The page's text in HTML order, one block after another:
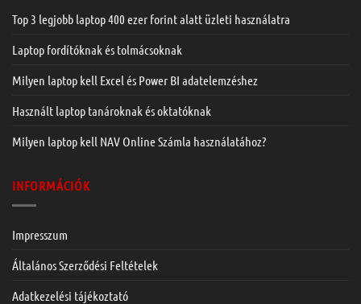
Top 3 legjobb laptop 400 ezer forint alatt üzleti használatra
Laptop fordítóknak és tolmácsoknak
Milyen laptop kell Excel és Power BI adatelemzéshez
Használt laptop tanároknak és oktatóknak
Milyen laptop kell NAV Online Számla használatához?
INFORMÁCIÓK
Impresszum
Általános Szerződési Feltételek
Adatkezelési tájékoztató